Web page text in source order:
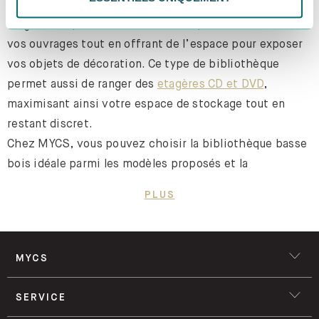
salon, pensez à une bibliothèque basse. À la fois
vos ouvrages tout en offrant de l’espace pour exposer
vos objets de décoration. Ce type de bibliothèque
permet aussi de ranger des etagères CD et DVD,
maximisant ainsi votre espace de stockage tout en
restant discret.
Chez MYCS, vous pouvez choisir la bibliothèque basse
bois idéale parmi les modèles proposés et la
suffit de quelques clics pour créer le meuble parfait,
selon vos envies.
Concevoir une bibliothèque basse devient un jeu
PLUS
MYCS
SERVICE